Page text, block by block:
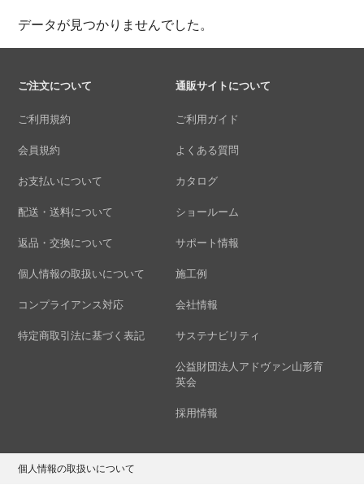
データが見つかりませんでした。
ご注文について
ご利用規約
会員規約
お支払いについて
配送・送料について
返品・交換について
個人情報の取扱いについて
コンプライアンス対応
特定商取引法に基づく表記
通販サイトについて
ご利用ガイド
よくある質問
カタログ
ショールーム
サポート情報
施工例
会社情報
サステナビリティ
公益財団法人アドヴァン山形育
英会
採用情報
個人情報の取扱いについて